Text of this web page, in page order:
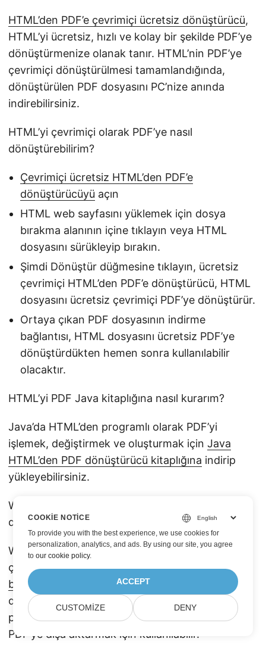
HTML’den PDF’e çevrimiçi ücretsiz dönüştürücü,
HTML’yi ücretsiz, hızlı ve kolay bir şekilde PDF’ye
dönüştürmenize olanak tanır. HTML’nin PDF’ye
çevrimiçi dönüştürülmesi tamamlandığında,
dönüştürülen PDF dosyasını PC’nize anında
indirebilirsiniz.
HTML’yi çevrimiçi olarak PDF’ye nasıl
dönüştürebilirim?
Çevrimiçi ücretsiz HTML’den PDF’e
dönüştürücüyü açın
HTML web sayfasını yüklemek için dosya
bırakma alanının içine tıklayın veya HTML
dosyasını sürükleyip bırakın.
Şimdi Dönüştür düğmesine tıklayın, ücretsiz
çevrimiçi HTML’den PDF’e dönüştürücü, HTML
dosyasını ücretsiz çevrimiçi PDF’ye dönüştürür.
Ortaya çıkan PDF dosyasının indirme
bağlantısı, HTML dosyasını ücretsiz PDF’ye
dönüştürdükten hemen sonra kullanılabilir
olacaktır.
HTML’yi PDF Java kitaplığına nasıl kurarım?
Java’da HTML’den programlı olarak PDF’yi
işlemek, değiştirmek ve oluşturmak için Java
HTML’den PDF dönüştürücü kitaplığına indirip
yükleyebilirsiniz.
Windows’ta HTML’yi PDF’ye nasıl
dönüştürebilirim?
Windows için HTML’den PDF’e dönüştürücüyü
çevrimdışı olarak indirmek için lütfenbu
bağlantıyı
ziyaret edin. Bu HTML’den PDF’e
dönüştürücü ücretsiz indirme yazılımı, HTML’yi
pencerelerde tek bir tıklamayla hızlı bir şekilde
PDF’ye dışa aktarmak için kullanılabilir.
COOKIE NOTICE
To provide you with the best experience, we use cookies for
personalization, analytics, and ads. By using our site, you agree
toour cookie policy.
ACCEPT
CUSTOMIZE DENY